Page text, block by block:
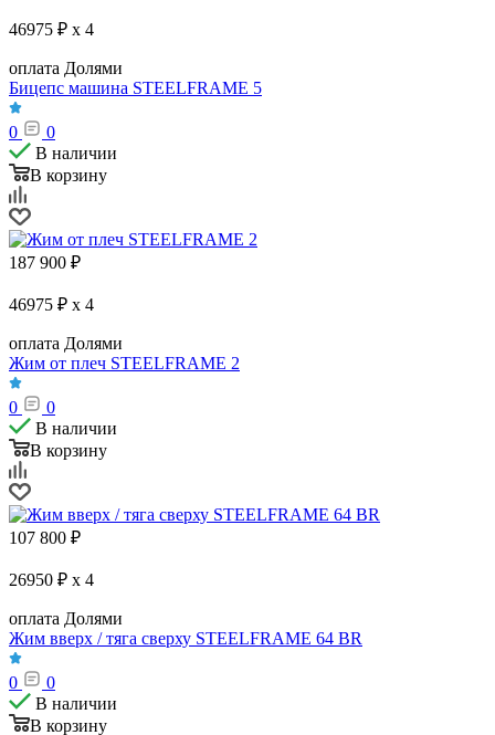
46975 ₽ x 4
оплата Долями
Бицепс машина STEELFRAME 5
0
0
В наличии
В корзину
187 900 ₽
46975 ₽ x 4
оплата Долями
Жим от плеч STEELFRAME 2
0
0
В наличии
В корзину
107 800 ₽
26950 ₽ x 4
оплата Долями
Жим вверх / тяга сверху STEELFRAME 64 BR
0
0
В наличии
В корзину